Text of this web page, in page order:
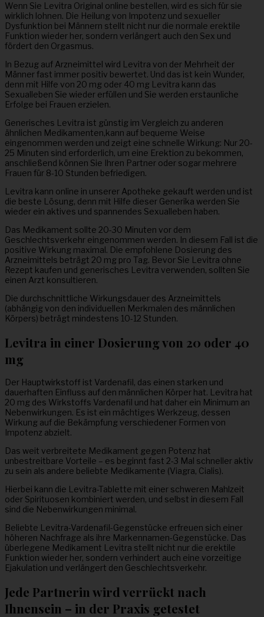
Wenn Sie Levitra Original online bestellen, wird es sich für sie
wirklich lohnen. Die Heilung von Impotenz und sexueller
Dysfunktion bei Männern stellt nicht nur die normale erektile
Funktion wieder her, sondern verlängert auch den Sex und
fördert den Orgasmus.
In Bezug auf Arzneimittel wird Levitra von der Mehrheit der
Männer fast immer positiv bewertet. Und das ist kein Wunder,
denn mit Hilfe von 20 mg oder 40 mg Levitra kann das
Sexualleben Sie wieder erfüllen und Sie werden erstaunliche
Erfolge bei Frauen erzielen.
Generisches Levitra ist günstig im Vergleich zu anderen
ähnlichen Medikamenten,kann auf bequeme Weise
eingenommen werden und zeigt eine schnelle Wirkung: Nur 20-
25 Minuten sind erforderlich, um eine Erektion zu bekommen,
anschließend können Sie Ihren Partner oder sogar mehrere
Frauen für 8-10 Stunden befriedigen.
Levitra kann online in unserer Apotheke gekauft werden und ist
die beste Lösung, denn mit Hilfe dieser Generika werden Sie
wieder ein aktives und spannendes Sexualleben haben.
Das Medikament sollte 20-30 Minuten vor dem
Geschlechtsverkehr eingenommen werden. In diesem Fall ist die
positive Wirkung maximal. Die empfohlene Dosierung des
Arzneimittels beträgt 20 mg pro Tag. Bevor Sie Levitra ohne
Rezept kaufen und generisches Levitra verwenden, sollten Sie
einen Arzt konsultieren.
Die durchschnittliche Wirkungsdauer des Arzneimittels
(abhängig von den individuellen Merkmalen des männlichen
Körpers) beträgt mindestens 10-12 Stunden.
Levitra in einer Dosierung von 20 oder 40
mg
Der Hauptwirkstoff ist Vardenafil, das einen starken und
dauerhaften Einfluss auf den männlichen Körper hat. Levitra hat
20 mg des Wirkstoffs Vardenafil und hat daher ein Minimum an
Nebenwirkungen. Es ist ein mächtiges Werkzeug, dessen
Wirkung auf die Bekämpfung verschiedener Formen von
Impotenz abzielt.
Das weit verbreitete Medikament gegen Potenz hat
unbestreitbare Vorteile – es beginnt fast 2-3 Mal schneller aktiv
zu sein als andere beliebte Medikamente (Viagra, Cialis).
Hierbei kann die Levitra-Tablette mit einer schweren Mahlzeit
oder Spirituosen kombiniert werden, und selbst in diesem Fall
sind die Nebenwirkungen minimal.
Beliebte Levitra-Vardenafil-Gegenstücke erfreuen sich einer
höheren Nachfrage als ihre Markennamen-Gegenstücke. Das
überlegene Medikament Levitra stellt nicht nur die erektile
Funktion wieder her, sondern verhindert auch eine vorzeitige
Ejakulation und verlängert den Geschlechtsverkehr.
Jede Partnerin wird verrückt nach
Ihnensein – in der Praxis getestet